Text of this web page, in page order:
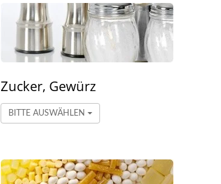
Zucker, Gewürz
BITTE AUSWÄHLEN